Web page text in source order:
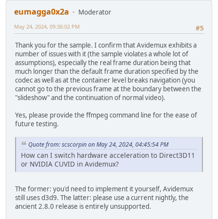
eumagga0x2a
Moderator
#5
May 24, 2024, 09:36:02 PM
Thank you for the sample. I confirm that Avidemux exhibits a
number of issues with it (the sample violates a whole lot of
assumptions), especially the real frame duration being that
much longer than the default frame duration specified by the
codec as well as at the container level breaks navigation (you
cannot go to the previous frame at the boundary between the
"slideshow" and the continuation of normal video).
Yes, please provide the ffmpeg command line for the ease of
future testing.
Quote from: scscorpin on May 24, 2024, 04:45:54 PM
How can I switch hardware acceleration to Direct3D11
or NVIDIA CUVID in Avidemux?
The former: you'd need to implement it yourself, Avidemux
still uses d3d9. The latter: please use a current nightly, the
ancient 2.8.0 release is entirely unsupported.